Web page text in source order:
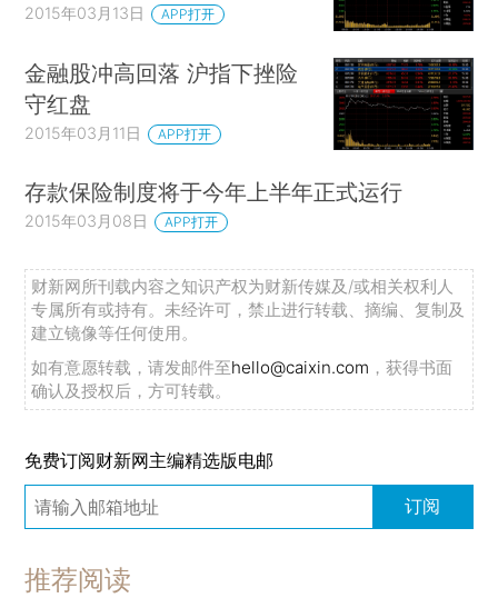
2015年03月13日 APP打开
金融股冲高回落 沪指下挫险
守红盘
2015年03月11日 APP打开
存款保险制度将于今年上半年正式运行
2015年03月08日 APP打开
财新网所刊载内容之知识产权为财新传媒及/或相关权利人
专属所有或持有。未经许可，禁止进行转载、摘编、复制及
建立镜像等任何使用。
如有意愿转载，请发邮件至hello@caixin.com ，获得书面
确认及授权后，方可转载。
免费订阅财新网主编精选版电邮
订阅
推荐阅读